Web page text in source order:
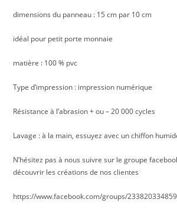
dimensions du panneau : 15 cm par 10 cm
idéal pour petit porte monnaie
matière : 100 % pvc
Type d’impression : impression numérique
Résistance à l’abrasion + ou – 20 000 cycles
Lavage : à la main, essuyez avec un chiffon
N’hésitez pas à nous suivre sur le groupe
découvrir les créations de nos clientes
https://www.facebook.com/groups/